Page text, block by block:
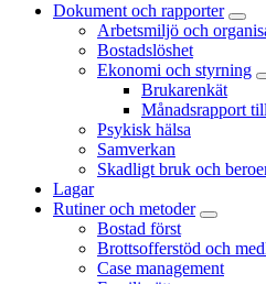
Dokument och rapporter
Arbetsmiljö och
Bostadslöshet
Ekonomi och styrning
Brukarenkät
Månadsrapport
Psykisk hälsa
Samverkan
Skadligt bruk och
Lagar
Rutiner och metoder
Bostad först
Brottsofferstöd och
Case management